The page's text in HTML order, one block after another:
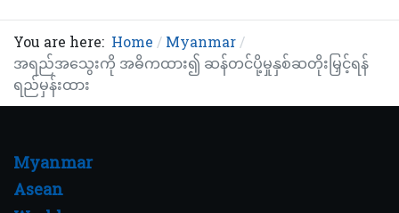
You are here: Home
Myanmar
အရည်အသွေးကို အဓိကထား၍ ဆန်တင်ပို့မှုနှစ်ဆတိုးမြှင့်ရန်
ရည်မှန်းထား
Myanmar
Asean